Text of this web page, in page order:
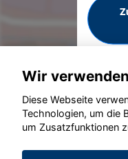
©
Wir
Diese Webseite
Technologien, um die
um Zusatzfunktionen